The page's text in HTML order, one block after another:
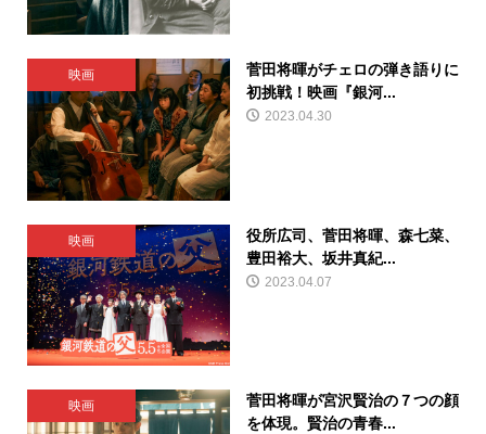
映画
菅田将暉がチェロの弾き語りに
初挑戦！映画『銀河...
2023.04.30
映画
役所広司、菅田将暉、森七菜、
豊田裕大、坂井真紀...
2023.04.07
映画
菅田将暉が宮沢賢治の７つの顔
を体現。賢治の青春...